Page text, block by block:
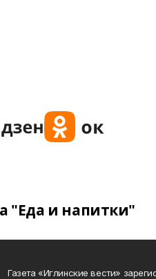
"Еда и напитки"
Газета «Иглинские вести»